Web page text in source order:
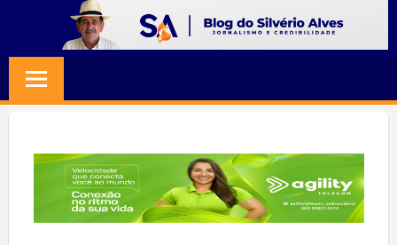
content
SILVERIO
ALVES
Jornalismo
Credibilidade